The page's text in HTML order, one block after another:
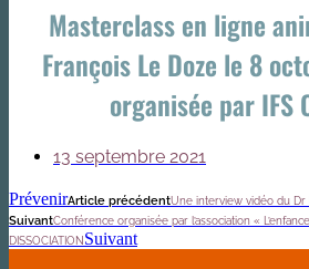
Masterclass en ligne
François Le Doze le 8
organisée par IFS
13 septembre 2021
PrévenirArticle précédentUne interview vidéo du Dr
SuivantConférence organisée par l’association «
DISSOCIATION Suivant